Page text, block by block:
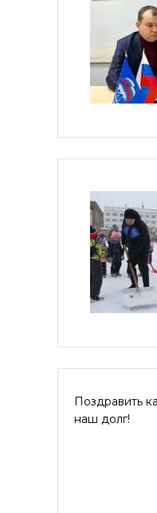
Поздравить
наш долг!